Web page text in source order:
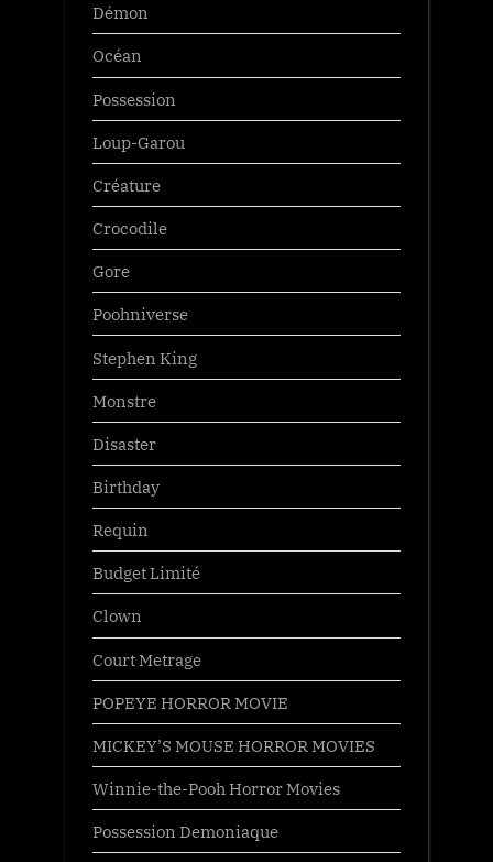
Démon
Océan
Possession
Loup-Garou
Créature
Crocodile
Gore
Poohniverse
Stephen King
Monstre
Disaster
Birthday
Requin
Budget Limité
Clown
Court Metrage
POPEYE HORROR MOVIE
MICKEY’S MOUSE HORROR MOVIES
Winnie-the-Pooh Horror Movies
Possession Demoniaque